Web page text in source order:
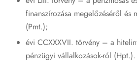
finanszírozása megelőzéséről és
(Pmt.);
évi CCXXXVII. törvény – a
pénzügyi vállalkozások-ról (Hpt.).